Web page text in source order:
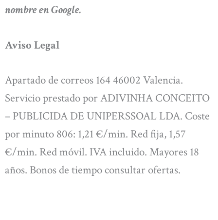
nombre en Google.
Aviso Legal
Apartado de correos 164 46002 Valencia.
Servicio prestado por ADIVINHA CONCEITO
– PUBLICIDA DE UNIPERSSOAL LDA. Coste
por minuto 806: 1,21 €/min. Red fija, 1,57
€/min. Red móvil. IVA incluido. Mayores 18
años. Bonos de tiempo consultar ofertas.